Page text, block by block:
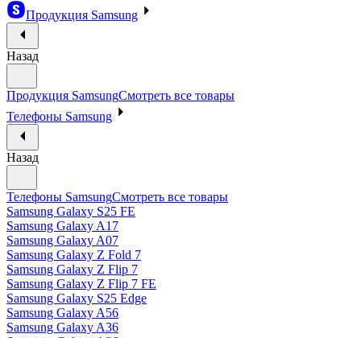
Продукция Samsung
Назад
Продукция SamsungСмотреть все товары
Телефоны Samsung
Назад
Телефоны SamsungСмотреть все товары
Samsung Galaxy S25 FE
Samsung Galaxy A17
Samsung Galaxy A07
Samsung Galaxy Z Fold 7
Samsung Galaxy Z Flip 7
Samsung Galaxy Z Flip 7 FE
Samsung Galaxy S25 Edge
Samsung Galaxy A56
Samsung Galaxy A36